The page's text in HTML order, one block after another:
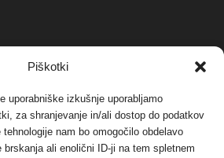
Piškotki
uporabniške izkušnje uporabljamo
za shranjevanje in/ali dostop do podatkov
nam bo omogočilo obdelavo
ali enolični ID-ji na tem spletnem
proti vetrnim elektrarnam na Ojstrici, v
pa vedno bolj...
12. maja, 2017